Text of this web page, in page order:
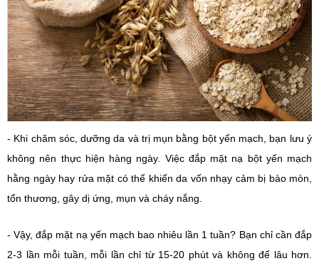
- Khi chăm sóc, dưỡng da và trị mụn bằng bột yến mạch, bạn lưu ý
không nên thực hiện hàng ngày. Việc đắp mặt nạ bột yến mạch
hằng ngày hay rửa mặt có thể khiến da vốn nhạy cảm bị bào mòn,
tổn thương, gây dị ứng, mụn và cháy nắng.
- Vậy, đắp mặt nạ yến mạch bao nhiêu lần 1 tuần? Bạn chỉ cần đắp
2-3 lần mỗi tuần, mỗi lần chỉ từ 15-20 phút và không để lâu hơn.